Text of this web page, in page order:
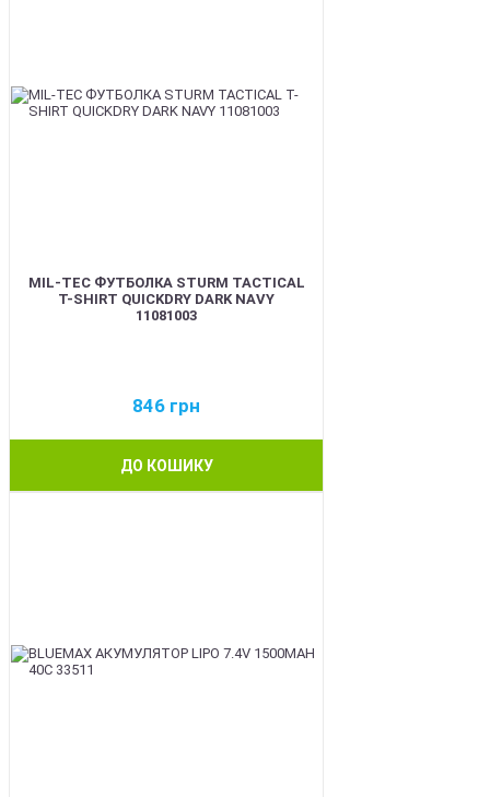
MIL-TEC ФУТБОЛКА STURM TACTICAL
T-SHIRT QUICKDRY DARK NAVY
11081003
846 грн
ДО КОШИКУ